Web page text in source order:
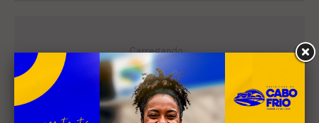
Leia Também